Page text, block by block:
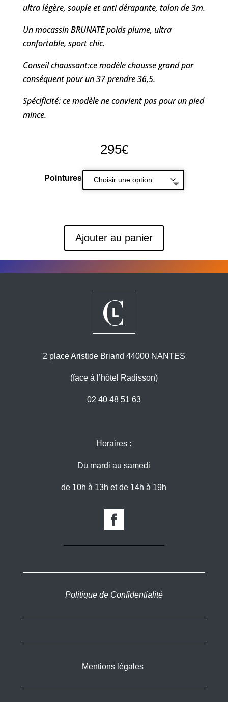
ultra légère, souple et anti dérapante, talon de 3m.
Un mocassin BRUNATE poids plume, ultra
confortable, sport chic.
Conseil chaussant:ce modèle chausse grand par
conséquent pour un 37 prendre 36,5.
Spécificité: ce modèle ne convient pas pour un pied
mince.
295€
Pointures
Ajouter au panier
2 place Aristide Briand 44000 NANTES
(face à l’hôtel Radisson)
02 40 48 51 63
Horaires :
Du mardi au samedi
de 10h à 13h et de 14h à 19h
Politique de Confidentialité
Mentions légales